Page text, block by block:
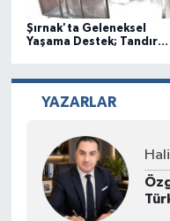
Şırnak'ta Geleneksel
Yaşama Destek; Tandır
YAZARLAR
kaç